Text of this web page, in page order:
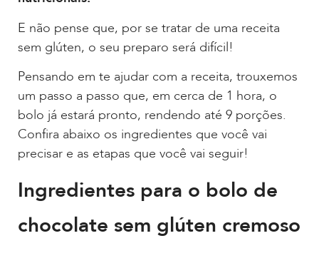
E não pense que, por se tratar de uma receita
sem glúten, o seu preparo será difícil!
Pensando em te ajudar com a receita, trouxemos
um passo a passo que, em cerca de 1 hora, o
bolo já estará pronto, rendendo até 9 porções.
Confira abaixo os ingredientes que você vai
precisar e as etapas que você vai seguir!
Ingredientes para o bolo de
chocolate sem glúten cremoso